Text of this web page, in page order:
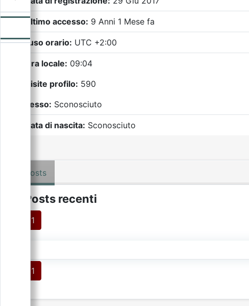
Ultimo accesso: 9 Anni 1 Mese fa
Fuso orario: UTC +2:00
Ora locale: 09:04
Visite profilo: 590
Sesso: Sconosciuto
Data di nascita: Sconosciuto
Posts
Posts recenti
1
1